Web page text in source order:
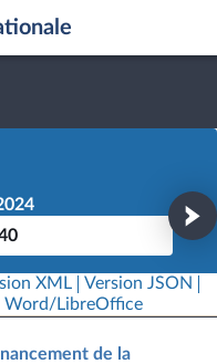
XML
Version JSON
Word/LibreOffice
de la